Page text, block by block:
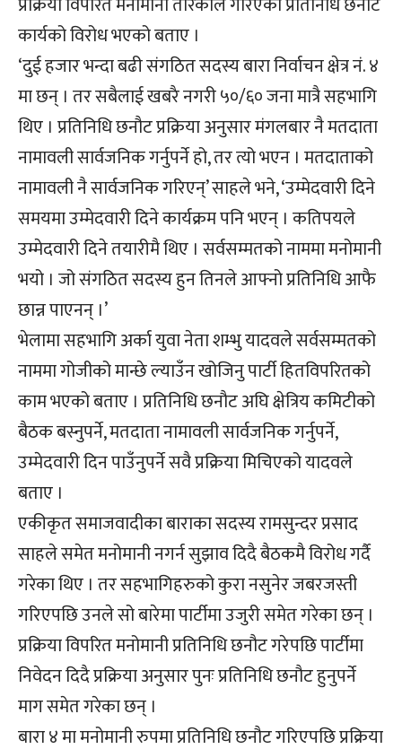
कार्यको विरोध भएको बताए ।
‘दुई हजार भन्दा बढी संगठित सदस्य बारा निर्वाचन क्षेत्र नं. ४
मा छन् । तर सबैलाई खबरै नगरी ५०/६० जना मात्रै सहभागि
थिए । प्रतिनिधि छनौट प्रक्रिया अनुसार मंगलबार नै मतदाता
नामावली सार्वजनिक गर्नुपर्ने हो, तर त्यो भएन । मतदाताको
नामावली नै सार्वजनिक गरिएन्’ साहले भने, ‘उम्मेदवारी दिने
समयमा उम्मेदवारी दिने कार्यक्रम पनि भएन् । कतिपयले
उम्मेदवारी दिने तयारीमै थिए । सर्वसम्मतको नाममा मनोमानी
भयो । जो संगठित सदस्य हुन तिनले आफ्नो प्रतिनिधि आफै
छान्न पाएनन् ।’
भेलामा सहभागि अर्का युवा नेता शम्भु यादवले सर्वसम्मतको
नाममा गोजीको मान्छे ल्याउँन खोजिनु पार्टी हितविपरितको
काम भएको बताए । प्रतिनिधि छनौट अघि क्षेत्रिय कमिटीको
बैठक बस्नुपर्ने, मतदाता नामावली सार्वजनिक गर्नुपर्ने,
उम्मेदवारी दिन पाउँनुपर्ने सवै प्रक्रिया मिचिएको यादवले
बताए ।
एकीकृत समाजवादीका बाराका सदस्य रामसुन्दर प्रसाद
साहले समेत मनोमानी नगर्न सुझाव दिदै बैठकमै विरोध गर्दै
गरेका थिए । तर सहभागिहरुको कुरा नसुनेर जबरजस्ती
गरिएपछि उनले सो बारेमा पार्टीमा उजुरी समेत गरेका छन् ।
प्रक्रिया विपरित मनोमानी प्रतिनिधि छनौट गरेपछि पार्टीमा
निवेदन दिदै प्रक्रिया अनुसार पुनः प्रतिनिधि छनौट हुनुपर्ने
माग समेत गरेका छन् ।
बारा ४ मा मनोमानी रुपमा प्रतिनिधि छनौट गरिएपछि प्रक्रिया